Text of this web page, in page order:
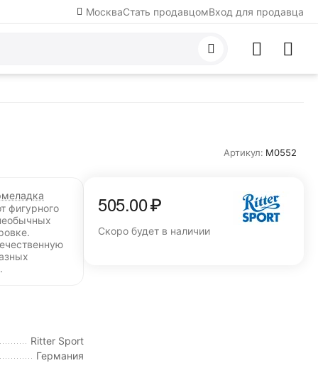
МоскваСтать продавцомВход для продавца
Артикул: M0552
фигурного
Ritter Sport
Германия
505.00₽
Скоро будет в наличии